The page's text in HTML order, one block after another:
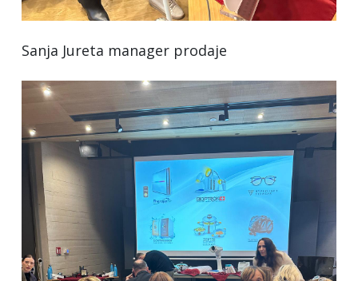
Sanja Jureta manager prodaje